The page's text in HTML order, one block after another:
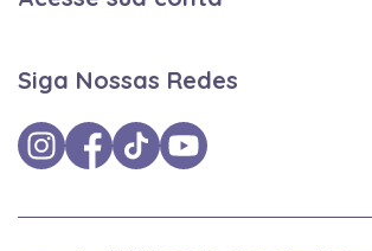
Siga Nossas Redes